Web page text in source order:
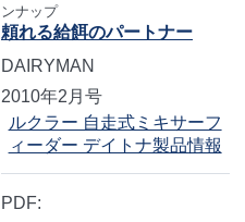
ンナップ
頼れる給餌のパートナー
DAIRYMAN
2010年2月号
ルクラー 自走式ミキサーフ
ィーダー デイトナ製品情報
PDF: